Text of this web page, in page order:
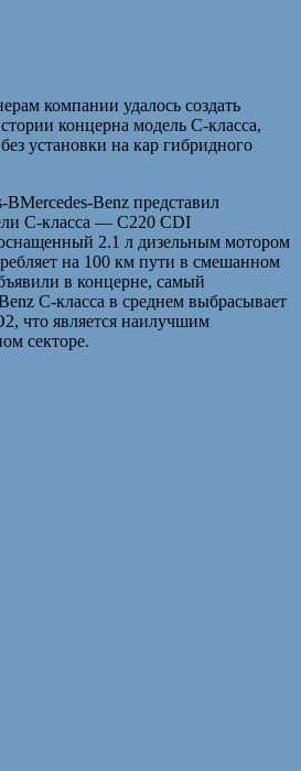
компании удалось создать
концерна модель C-класса,
установки на кар гибридного
BMercedes-Benz представил
C-класса — C220 CDI
2.1 л дизельным мотором
на 100 км пути в смешанном
в концерне, самый
C-класса в среднем выбрасывает
что является наилучшим
секторе.